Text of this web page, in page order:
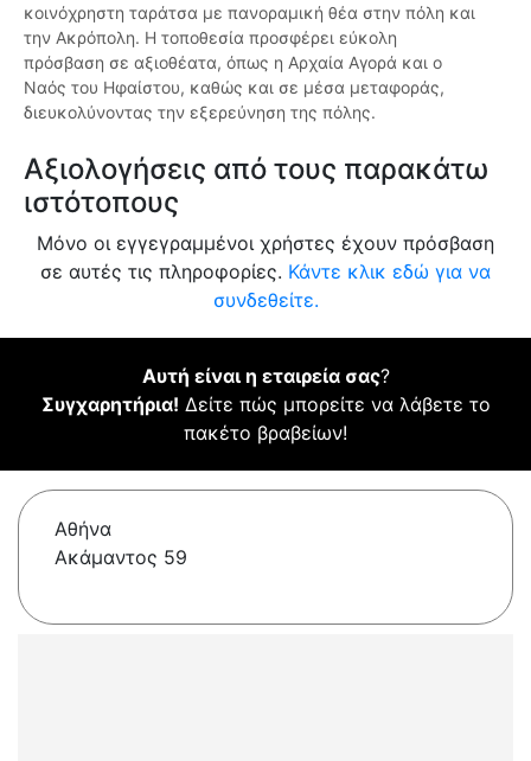
κοινόχρηστη ταράτσα με πανοραμική θέα στην πόλη και
την Ακρόπολη. Η τοποθεσία προσφέρει εύκολη
πρόσβαση σε αξιοθέατα, όπως η Αρχαία Αγορά και ο
Ναός του Ηφαίστου, καθώς και σε μέσα μεταφοράς,
διευκολύνοντας την εξερεύνηση της πόλης.
Αξιολογήσεις από τους παρακάτω
ιστότοπους
Μόνο οι εγγεγραμμένοι χρήστες έχουν πρόσβαση
σε αυτές τις πληροφορίες. Κάντε κλικ εδώ για να
συνδεθείτε.
Αυτή είναι η εταιρεία σας?
Συγχαρητήρια! Δείτε πώς μπορείτε να λάβετε το
πακέτο βραβείων!
Αθήνα
Ακάμαντος 59